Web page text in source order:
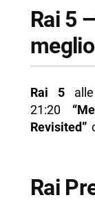
Rai 5
Rai 5alle
21:20
Revisited”
Rai